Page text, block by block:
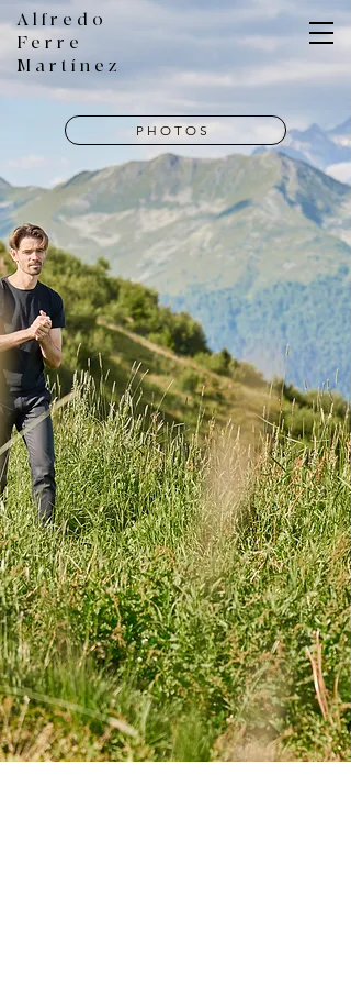
Alfredo
Ferre
Martínez
PHOTOS